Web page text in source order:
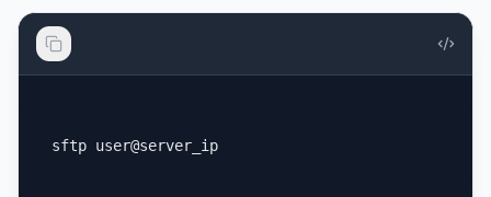
sftp user@server_ip